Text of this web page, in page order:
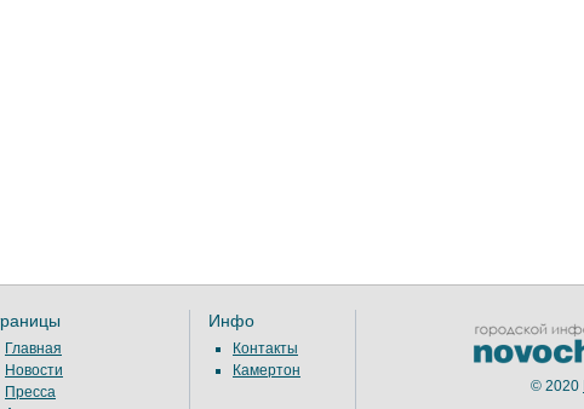
Главная
Новости
Пресса
Инфо
Контакты
Камертон
© 2020